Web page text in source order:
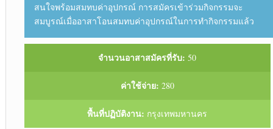
สนใจพร้อมสมทบค่าอุปกรณ์ การสมัครเข้าร่วมกิจกรรมจะ
สมบูรณ์เมื่ออาสาโอนสมทบค่าอุปกรณ์ในการทำกิจกรรมแล้ว
จำนวนอาสาสมัครที่รับ: 50
ค่าใช้จ่าย: 280
พื้นที่ปฏิบัติงาน: กรุงเทพมหานคร